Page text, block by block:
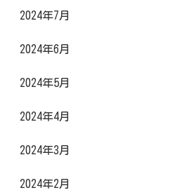
2024年7月
2024年6月
2024年5月
2024年4月
2024年3月
2024年2月